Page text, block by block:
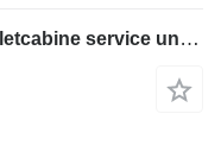
Global zuigunit vacuumpomp toiletcabine service unit toiletcabines dixi